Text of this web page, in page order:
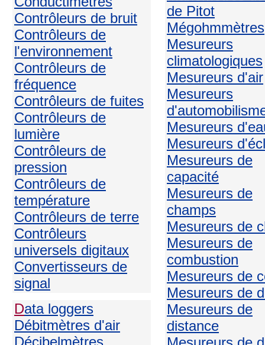
Contrôleurs de bruit
Contrôleurs de
l'environnement
Contrôleurs de
fréquence
Contrôleurs de fuites
Contrôleurs de
lumière
Contrôleurs de
pression
Contrôleurs de
température
Contrôleurs de terre
Contrôleurs
universels digitaux
Convertisseurs de
signal
Data loggers
Débitmètres d'air
Décibelmètres
de Pitot
Mégohmmètres
Mesureurs
climatologiques
Mesureurs d'air
Mesureurs
Mesureurs
Mesureurs
Mesureurs de
capacité
Mesureurs de
champs
Mesureurs de
Mesureurs de
combustion
Mesureurs de
Mesureurs de
Mesureurs de
distance